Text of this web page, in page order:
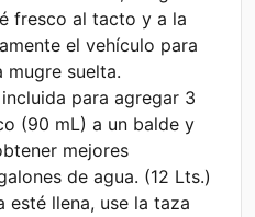
fresco al tacto y a la
el vehículo para
mugre suelta.
para agregar 3
(90 mL) a un balde y
mejores
de agua. (12 Lts.)
esté llena, use la taza